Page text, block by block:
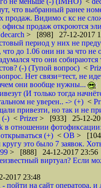
что выбранный ранее
продаж. Видимо с кс не
офисы продаж откроются
decarch > [898] 27-12-2017
период у них не
что до 1.06 они ни за что не
что они
(-) (Тупой вопрос) <
Нет связи=тест, не
они вообще нужны...
(И только тогда
не уверен.. -> (+) <
привезти, но так и не
(-) < Prizer> [933] 25-12-
в отношении
(+) < ОВ >
это было 7 заявок.
> [888] 24-12-2017 23:56
виртуал? Если
23:48
пойти на сайт оператора,